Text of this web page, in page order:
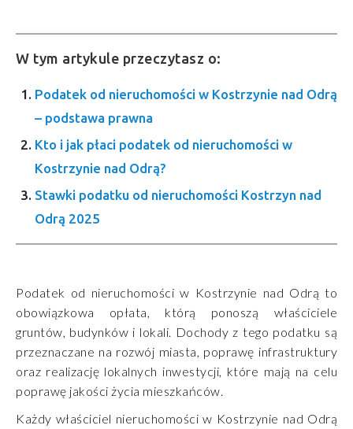
W tym artykule przeczytasz o:
Podatek od nieruchomości w Kostrzynie nad Odrą
– podstawa prawna
Kto i jak płaci podatek od nieruchomości w
Kostrzynie nad Odrą?
Stawki podatku od nieruchomości Kostrzyn nad
Odrą 2025
Podatek od nieruchomości w Kostrzynie nad Odrą to
obowiązkowa opłata, którą ponoszą właściciele
gruntów, budynków i lokali. Dochody z tego podatku są
przeznaczane na rozwój miasta, poprawę infrastruktury
oraz realizację lokalnych inwestycji, które mają na celu
poprawę jakości życia mieszkańców.
Każdy właściciel nieruchomości w Kostrzynie nad Odrą